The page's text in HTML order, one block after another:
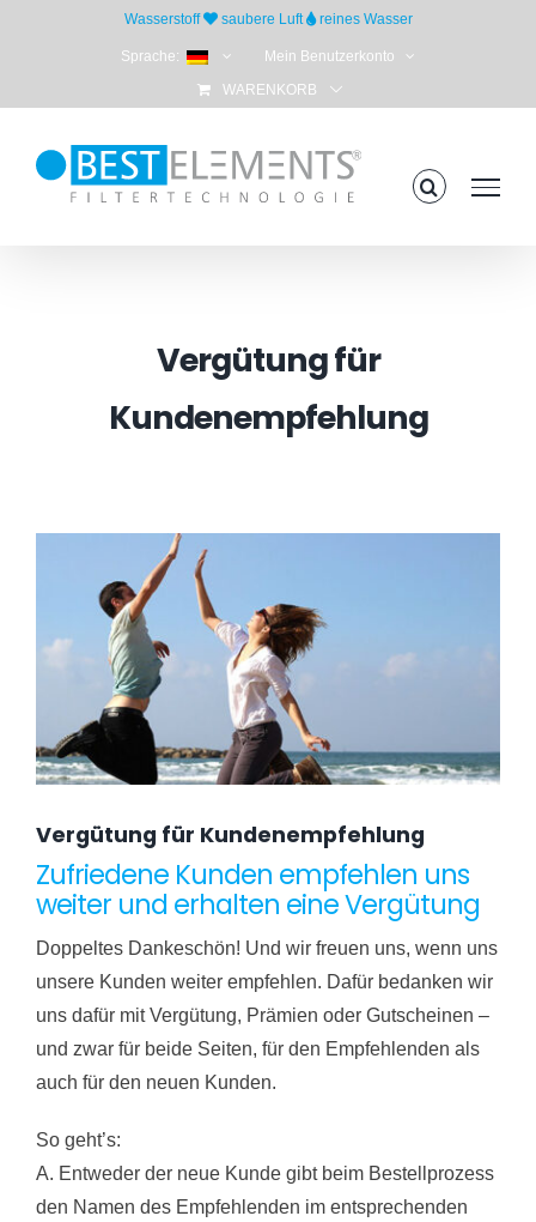
Wasserstoff saubere Luft reines Wasser
Sprache: Mein Benutzerkonto
WARENKORB
Vergütung für
Kundenempfehlung
Vergütung für Kundenempfehlung
Zufriedene Kunden empfehlen uns
weiter und erhalten eine Vergütung
Doppeltes Dankeschön! Und wir freuen uns, wenn uns
unsere Kunden weiter empfehlen. Dafür bedanken wir
uns dafür mit Vergütung, Prämien oder Gutscheinen –
und zwar für beide Seiten, für den Empfehlenden als
auch für den neuen Kunden.
So geht’s:
A. Entweder der neue Kunde gibt beim Bestellprozess
den Namen des Empfehlenden im entsprechenden